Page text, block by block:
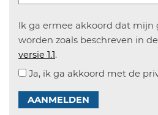
Ik ga ermee akkoord dat mijn
worden zoals beschreven in de
versie 1.1.
Ja, ik ga akkoord met de
AANMELDEN